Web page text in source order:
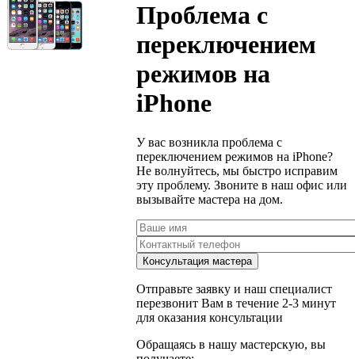
Проблема с
переключением
режимов на
iPhone
У вас возникла проблема с
переключением режимов на iPhone?
Не волнуйтесь, мы быстро исправим
эту проблему. Звоните в наш офис или
вызывайте мастера на дом.
Отправьте заявку и наш специалист
перезвонит Вам в течение 2-3 минут
для оказания консультации
Обращаясь в нашу мастерскую, вы